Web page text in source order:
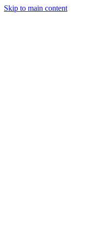
Skip to main content